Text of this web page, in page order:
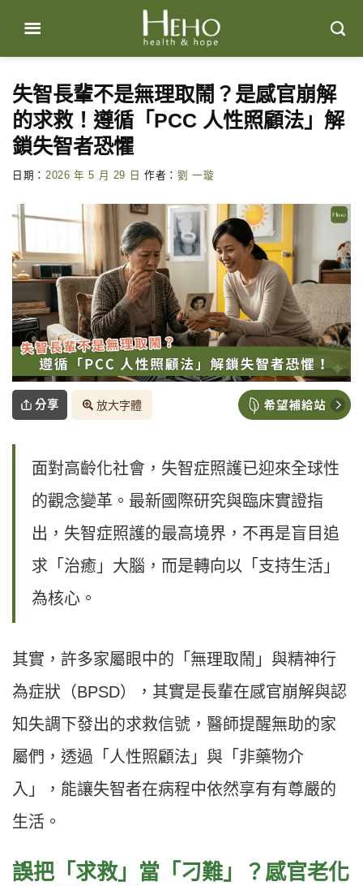
content
失智長輩不是無理取鬧？是感官崩解
的求救！遵循「PCC 人性照顧法」解
鎖失智者恐懼
日期： 2026 年 5 月 29 日 作者： 劉 一璇
分享 放大字體
面對高齡化社會，失智症照護已迎來全球性
的觀念變革。最新國際研究與臨床實證指
出，失智症照護的最高境界，不再是盲目追
求「治癒」大腦，而是轉向以「支持生活」
為核心。
其實，許多家屬眼中的「無理取鬧」與精神行
為症狀（BPSD），其實是長輩在感官崩解與認
知失調下發出的求救信號，醫師提醒無助的家
屬們，透過「人性照顧法」與「非藥物介
入」，能讓失智者在病程中依然享有有尊嚴的
生活。
誤把「求救」當「刁難」？感官老化